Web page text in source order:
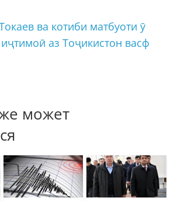
ва котиби матбуоти ӯ
аз Тоҷикистон васф
может